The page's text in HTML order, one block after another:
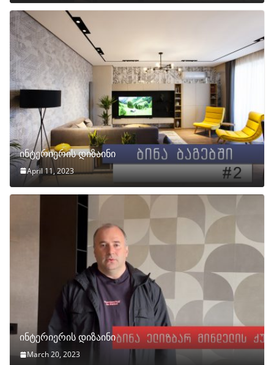
ინტერიერის დიზაინი
April 11, 2023
ინტერიერის დიზაინი
March 20, 2023